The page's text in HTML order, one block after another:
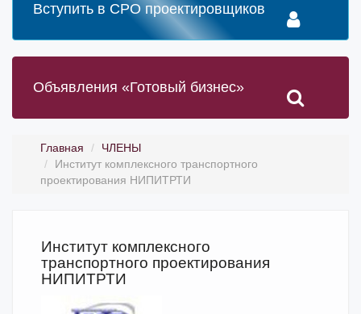
Вступить в СРО проектировщиков
Объявления «Готовый бизнес»
Главная
ЧЛЕНЫ
Институт комплексного транспортного
проектирования НИПИТРТИ
Институт комплексного
транспортного проектирования
НИПИТРТИ